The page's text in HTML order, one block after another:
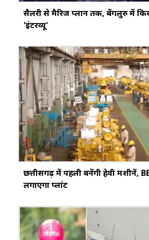
सैलरी से मैरिज प्लान तक, बेंगलुरु में
'इंटरव्यू'
छत्तीसगढ़ में पहली बनेंगी हेवी मशीनें,
लगाएगा प्लांट